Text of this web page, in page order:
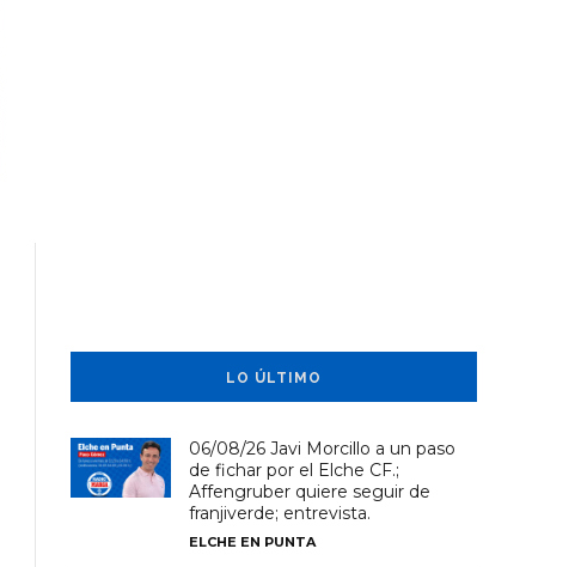
LO ÚLTIMO
06/08/26 Javi Morcillo a un paso
de fichar por el Elche CF.;
Affengruber quiere seguir de
franjiverde; entrevista.
ELCHE EN PUNTA